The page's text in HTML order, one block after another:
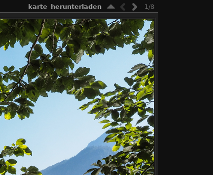
1/8
herunterladen
karte